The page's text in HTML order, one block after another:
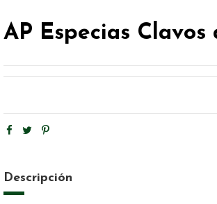
AP Especias
Descripción